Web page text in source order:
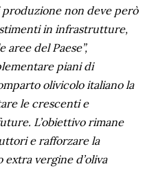
non deve però
in infrastrutture,
del Paese”,
piani di
olivicolo italiano la
le crescenti e
L’obiettivo rimane
e rafforzare la
extra vergine d’oliva